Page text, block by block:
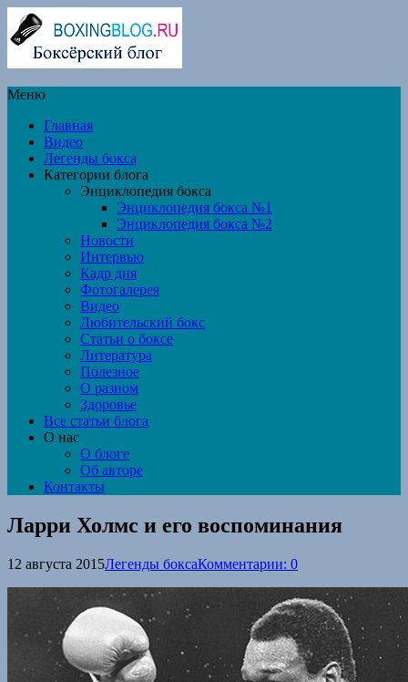
Меню
Главная
Видео
Легенды бокса
Категории блога
Энциклопедия бокса
Энциклопедия бокса №1
Энциклопедия бокса №2
Новости
Интервью
Кадр дня
Фотогалерея
Видео
Любительский бокс
Статьи о боксе
Литература
Полезное
О разном
Здоровье
Все статьи блога
О нас
О блоге
Об авторе
Контакты
Ларри Холмс и его воспоминания
12 августа 2015Легенды боксаКомментарии: 0